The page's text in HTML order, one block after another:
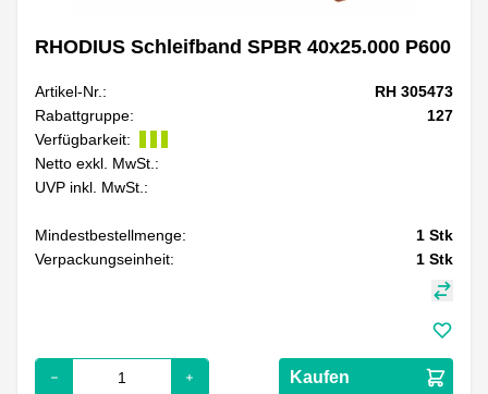
RHODIUS Schleifband SPBR 40x25.000 P600
Artikel-Nr.:
RH 305473
Rabattgruppe:
127
Verfügbarkeit:
Netto exkl. MwSt.:
UVP inkl. MwSt.:
Mindestbestellmenge: 1 Stk
Verpackungseinheit:
1 Stk
Kaufen